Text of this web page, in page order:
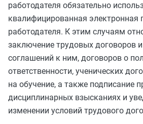
работодателя обязательно
квалифицированная электронная
работодателя. К этим случаям
заключение трудовых договоров
соглашений к ним, договоров о
ответственности, ученических
на обучение, а также подписание
дисциплинарных взысканиях и
изменении условий трудового